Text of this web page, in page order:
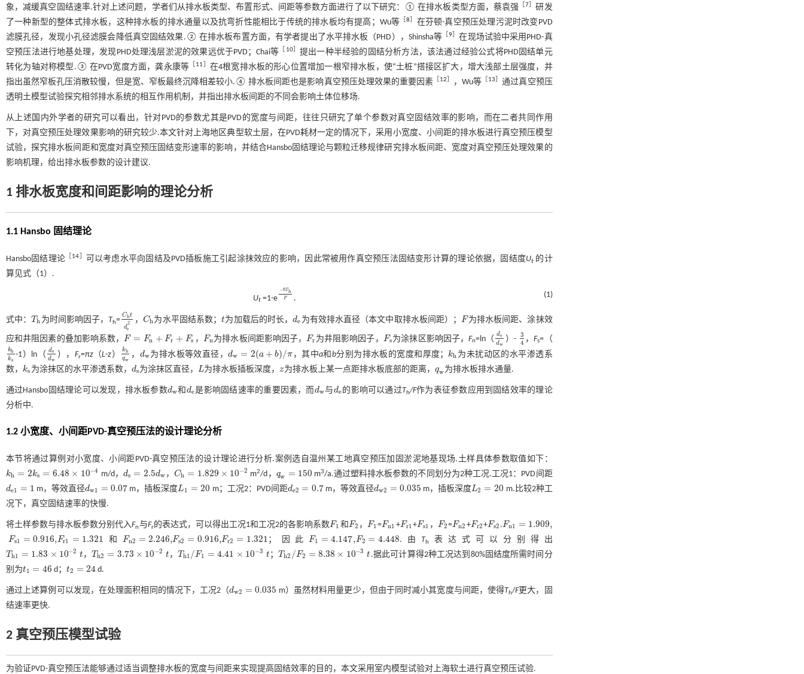
象，减缓真空固结速率.针对上述问题，学者们从排水板类型、布置形式、间距等参数方面进行了以下研究：① 在排水板类型方面，蔡袁强
［7 ］研发
了一种新型的整体式排水板，这种排水板的排水通量以及抗弯折性能相比于传统的排水板均有提高；Wu等［8
在芬顿-真空预压处理污泥时改变PVD
滤膜孔径，发现小孔径滤膜会降低真空固结效果.② 在排水板布置方面，有学者提出了水平排水板（PHD），Shinsha等 ［9 ］在现场试验中采用PHD-真
空预压法进行地基处理，发现PHD处理浅层淤泥的效果远优于PVD；Chai等
10］提出一种半经验的固结分析方法，该法通过经验公式将PHD固结单元
转化为轴对称模型.③ 在PVD宽度方面，龚永康等
11
在4根宽排水板的形心位置增加一根窄排水板，使“土桩”搭接区扩大，增大浅部土层强度，并
指出虽然窄板孔压消散较慢，但是宽、窄板最终沉降相差较小.④ 排水板间距也是影响真空预压处理效果的重要因素
12 ，Wu等 13 ］通过真空预压
透明土模型试验探究相邻排水系统的相互作用机制，并指出排水板间距的不同会影响土体位移场.
从上述国内外学者的研究可以看出，针对PVD的参数尤其是PVD的宽度与间距，往往只研究了单个参数对真空固结效率的影响，而在二者共同作用
下，对真空预压处理效果影响的研究较少.本文针对上海地区典型软土层，在PVD耗材一定的情况下，采用小宽度、小间距的排水板进行真空预压模型
试验，探究排水板间距和宽度对真空预压固结变形速率的影响，并结合Hansbo固结理论与颗粒迁移规律研究排水板间距、宽度对真空预压处理效果的
影响机理，给出排水板参数的设计建议.
1 排水板宽度和间距影响的理论分析
1.1 Hansbo 固结理论
Hansbo固结理论 14 可以考虑水平向固结及PVD插板施工引起涂抹效应的影响，因此常被用作真空预压法固结变形计算的理论依据，固结度Ut 的计
算见式（1） .
Ut =1-e
−8Th
F
8T F. (1)
式中：Th
Th 为时间影响因子，Th=
Cht
d
2
e
Chtde 2
，Ch
Ch 为水平固结系数； t
t为加载后的时长，de
de 为有效排水直径（本文中取排水板间距）；F
F 为排水板间距、涂抹效
应和井阻因素的叠加影响系数，F = Fn + Fr + Fs
F= Fn+Fr+ Fs ， Fn
Fn 为排水板间距影响因子，Fr
Fr 为井阻影响因子， Fs
Fs 为涂抹区影响因子，Fn=ln（
de
dw
dedw
）- 3
4
34 ，Fs=（
kh
ks
khks
-1）ln（
ds
dw
dsd w）， Fr=πz（L-z ）
kh
qw
khqw， dw
dw为排水板等效直径，dw = 2(a + b)/π
dw =2( a+b) /π ，其中a和 b分别为排水板的宽度和厚度；kh
kh 为未扰动区的水平渗透系
数， ks
ks 为涂抹区的水平渗透系数， ds
ds为涂抹区直径，L
L 为排水板插板深度，z
z为排水板上某一点距排水板底部的距离， qw
qw为排水板排水通量.
通过Hansbo固结理论可以发现，排水板参数dw
dw和 de
de是影响固结速率的重要因素，而dw
dw与de
de 的影响可以通过Th/F作为表征参数应用到固结效率的理论
分析中.
1.2 小宽度、小间距PVD-真空预压法的设计理论分析
本节将通过算例对小宽度、小间距PVD-真空预压法的设计理论进行分析.案例选自温州某工地真空预压加固淤泥地基现场.土样具体参数取值如下：
kh = 2ks = 6.48 × 10−4
kh= 2k s=6.48× 10-4 m/d， ds = 2.5dw
ds=2.5dw ， Ch = 1.829 × 10−2
Ch= 1.829×10- 2 m2/d， qw = 150
qw =150 m3/a.通过塑料排水板参数的不同划分为2种工况.工况1：PVD间距
de1 = 1
de1 =1 m，等效直径dw1 = 0.07
dw1 =0.07 m，插板深度L1 = 20
L1= 20 m；工况2：PVD间距de2 = 0.7
de2 =0.7 m，等效直径dw2 = 0.035
dw2 =0.035 m，插板深度L2 = 20
L2= 20
m.比较2种工
况下，真空固结速率的快慢.
将土样参数与排水板参数分别代入Fn与Fr的表达式，可以得出工况1和工况2的各影响系数F1
F1 和F2
F2 ， F1
F1 =Fn1
Fn1 +Fr1
Fr1 +Fs1
Fs1 ， F2
F2 =Fn2
Fn2 +Fr2
Fr2 +Fs2
Fs2 .Fn1 = 1.909,
Fn1= 1.909,
Fs1 = 0.916
Fs1= 0.916 ,,Fr1 = 1.321
Fr1= 1.321 和 Fn2 = 2.246
Fn2= 2.246 ,,Fs2 = 0.916
Fs2= 0.916 ,,Fr2 = 1.321
Fr2= 1.321 ；因此F1 = 4.147
F1= 4.147 ,,F2 = 4.448
F2= 4.448 .由Th 表达式可以分别得出
Th1 = 1.83 × 10−2 t
Th1 =1.83×10 -2 t ，Th2 = 3.73 × 10−2 t
Th2 =3.73×10 -2 t ， Th1 /F1 = 4.41 × 10−3 t
Th1/F1= 4.41×10- 3 t ；Th2 /F2 = 8.38 × 10−3 t
Th2 /F2= 8.38×10- 3 t
.据此可计算得2种工况达到80%固结度所需时间分
别为t1 = 46
t1 =46 d；t2 = 24
t2 =24 d.
通过上述算例可以发现，在处理面积相同的情况下，工况2（dw2 = 0.035
dw2 =0.035 m）虽然材料用量更少，但由于同时减小其宽度与间距，使得Th/F更大，固
结速率更快.
2 真空预压模型试验
为验证PVD-真空预压法能够通过适当调整排水板的宽度与间距来实现提高固结效率的目的，本文采用室内模型试验对上海软土进行真空预压试验.